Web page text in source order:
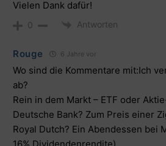
Vielen Dank dafür!
0 Antworten
Rouge 6 Jahre vor
Wo sind die Kommentare mit:Ich
ab?
Rein in dem Markt – ETF oder
Deutsche Bank? Zum Preis einer
Royal Dutch? Ein Abendessen bei